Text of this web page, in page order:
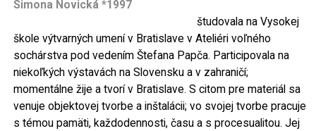
Simona Novická *1997
študovala na Vysokej
škole výtvarných umení v Bratislave v Ateliéri voľného
sochárstva pod vedením Štefana Papča. Participovala na
niekoľkých výstavách na Slovensku a v zahraničí;
momentálne žije a tvorí v Bratislave. S citom pre materiál sa
venuje objektovej tvorbe a inštalácii; vo svojej tvorbe pracuje
s témou pamäti, každodennosti, času a s procesualitou. Jej